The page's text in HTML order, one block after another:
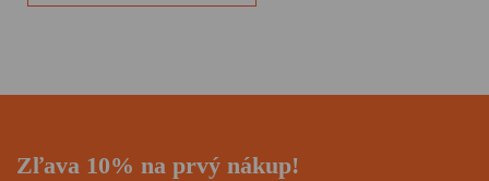
pamäti. Príbeh Evy Umlauf je aj
Zľava 10% na prvý nákup!